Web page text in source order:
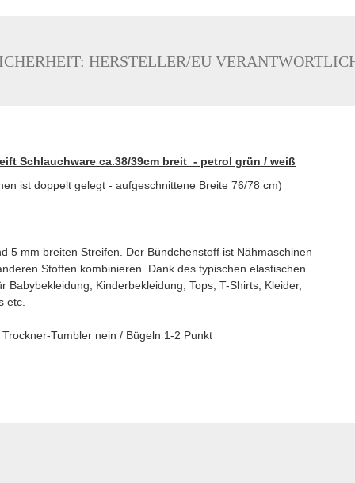
HERSTELLER/EU
Schlauchware ca.38/39cm breit - petrol grün / weiß
ist doppelt gelegt - aufgeschnittene Breite 76/78 cm)
5 mm breiten Streifen. Der Bündchenstoff ist Nähmaschinen
Stoffen kombinieren. Dank des typischen elastischen
Kinderbekleidung, Tops, T-Shirts, Kleider,
etc.
Tumbler nein / Bügeln 1-2 Punkt